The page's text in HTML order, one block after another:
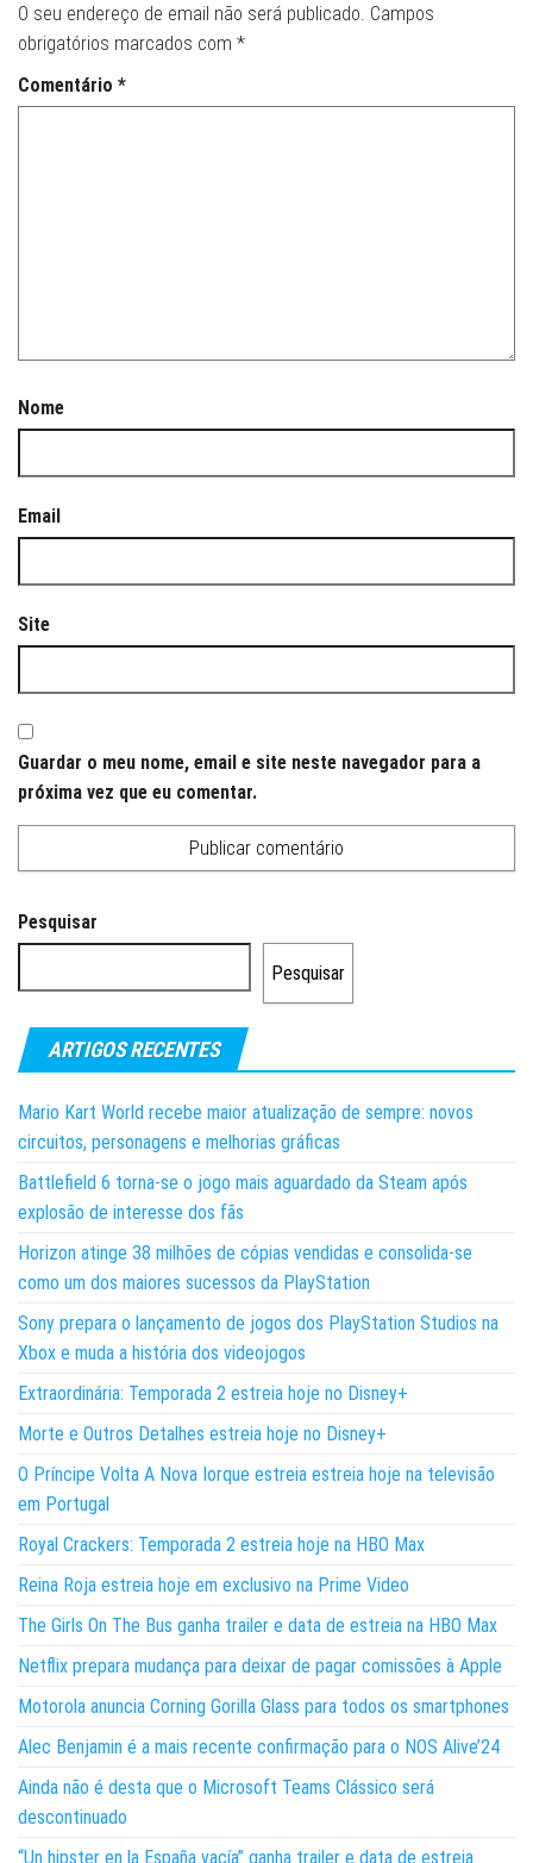
O seu endereço de email não será publicado. Campos
obrigatórios marcados com *
Comentário *
Nome
Email
Site
Guardar o meu nome, email e site neste navegador para a
próxima vez que eu comentar.
Pesquisar
Pesquisar
ARTIGOS RECENTES
Mario Kart World recebe maior atualização de sempre: novos
circuitos, personagens e melhorias gráficas
Battlefield 6 torna-se o jogo mais aguardado da Steam após
explosão de interesse dos fãs
Horizon atinge 38 milhões de cópias vendidas e consolida-se
como um dos maiores sucessos da PlayStation
Sony prepara o lançamento de jogos dos PlayStation Studios na
Xbox e muda a história dos videojogos
Extraordinária: Temporada 2 estreia hoje no Disney+
Morte e Outros Detalhes estreia hoje no Disney+
O Príncipe Volta A Nova Iorque estreia estreia hoje na televisão
em Portugal
Royal Crackers: Temporada 2 estreia hoje na HBO Max
Reina Roja estreia hoje em exclusivo na Prime Video
The Girls On The Bus ganha trailer e data de estreia na HBO Max
Netflix prepara mudança para deixar de pagar comissões à Apple
Motorola anuncia Corning Gorilla Glass para todos os smartphones
Alec Benjamin é a mais recente confirmação para o NOS Alive’24
Ainda não é desta que o Microsoft Teams Clássico será
descontinuado
“Un hipster en la España vacía” ganha trailer e data de estreia